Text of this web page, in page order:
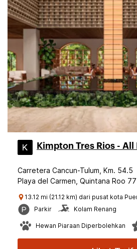
Kimpton Tres Rios -
Carretera Cancun-Tulum, Km. 54.5
Playa del Carmen, Quintana Roo
13.12 mi (21.12 km) dari pusat kota
Parkir
Kolam Renang
Hewan Piaraan Diperbolehkan